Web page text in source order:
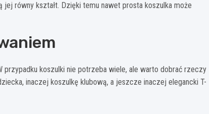
równy kształt. Dzięki temu nawet prosta koszulka może
przypadku koszulki nie potrzeba wiele, ale warto dobrać rzeczy
inaczej koszulkę klubową, a jeszcze inaczej elegancki T-